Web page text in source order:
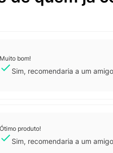
Muito bom!
Sim, recomendaria a um amigo
Ótimo produto!
Sim, recomendaria a um amigo